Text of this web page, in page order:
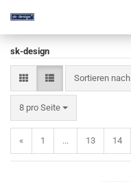
sk-design
Sortieren nach
Sortieren nach
8 pro Seite
pro Seite
« 1 ... 13 14